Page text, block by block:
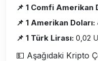
📌 1 Comfi Amerikan
📌 1 Amerikan Doları:
📌 1 Türk Lirası: 0,02
💵 Aşağıdaki Kripto